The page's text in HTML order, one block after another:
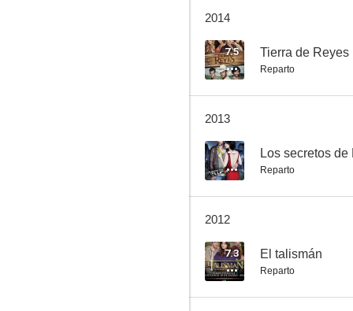
--
2014
7.5 Tierra de Reyes
Reparto
2013
-- Los secretos de
Reparto
2012
7.3 El talismán
Reparto